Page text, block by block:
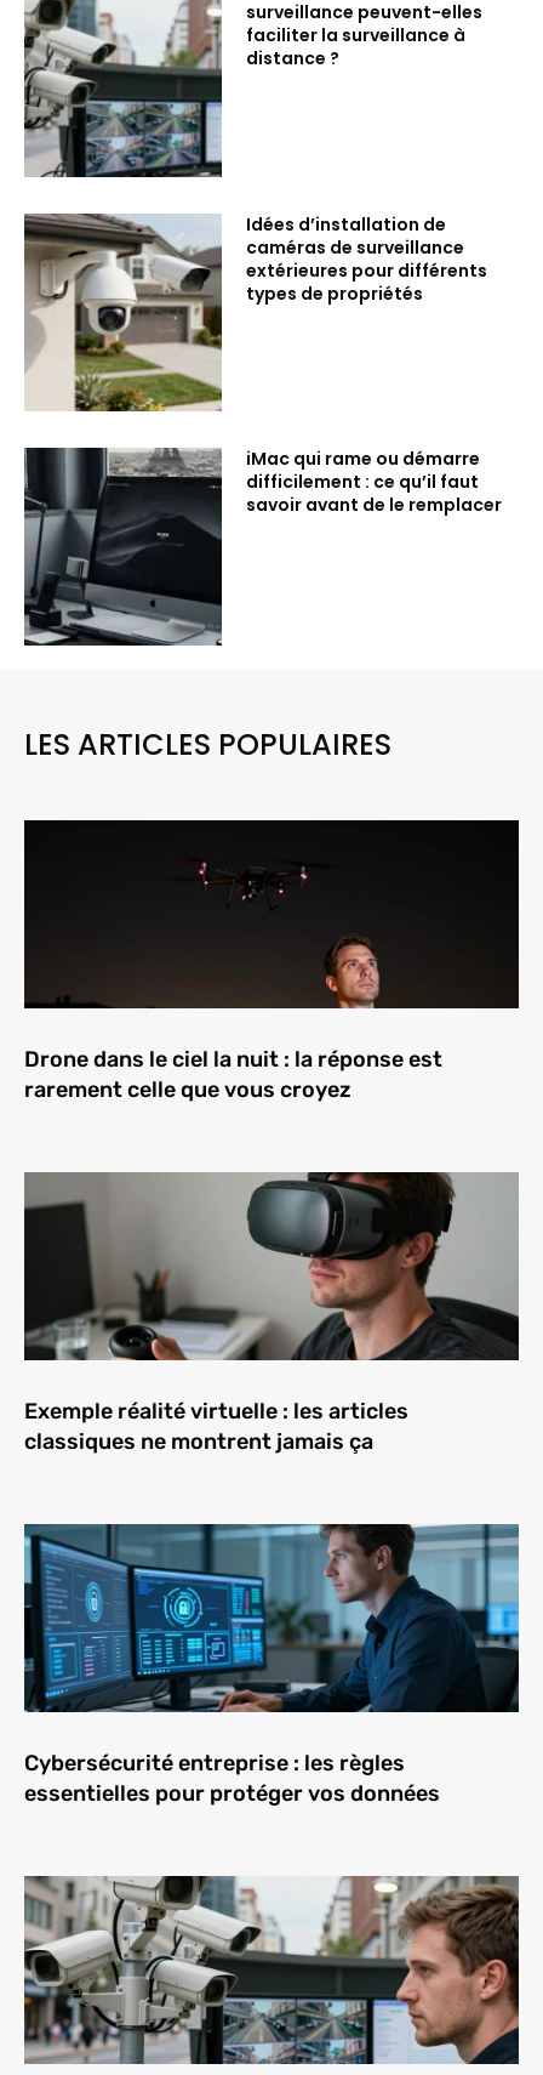
surveillance peuvent-elles
faciliter la surveillance à
distance ?
Idées d’installation de
caméras de surveillance
extérieures pour différents
types de propriétés
iMac qui rame ou démarre
difficilement : ce qu’il faut
savoir avant de le remplacer
LES ARTICLES POPULAIRES
Drone dans le ciel la nuit : la réponse est
rarement celle que vous croyez
Exemple réalité virtuelle : les articles
classiques ne montrent jamais ça
Cybersécurité entreprise : les règles
essentielles pour protéger vos données